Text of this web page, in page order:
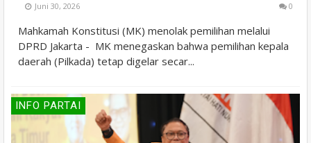
Juni 30, 2026 0
Mahkamah Konstitusi (MK) menolak pemilihan melalui
DPRD Jakarta - MK menegaskan bahwa pemilihan kepala
daerah (Pilkada) tetap digelar secar...
INFO PARTAI